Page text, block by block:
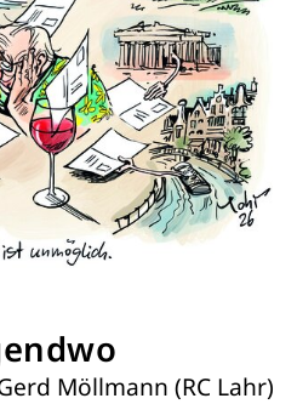
Möllmann (RC Lahr)